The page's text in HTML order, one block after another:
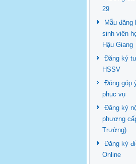
29
Mẫu
sinh viên
Hậu Giang
Đăng ký
HSSV
Đóng góp
phục vụ
Đăng ký
phương
Trường)
Đăng ký
Online